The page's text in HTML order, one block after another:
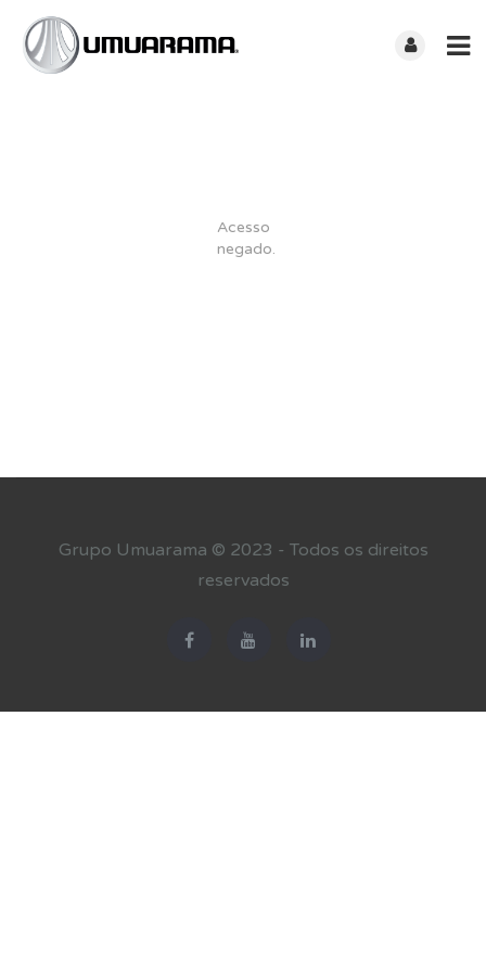
Acesso
negado.
Grupo Umuarama © 2023 - Todos os direitos
reservados